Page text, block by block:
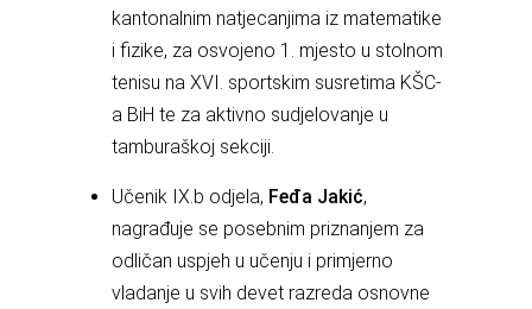
kantonalnim natjecanjima iz matematike
i fizike, za osvojeno 1. mjesto u stolnom
tenisu na XVI. sportskim susretima KŠC-
a BiH te za aktivno sudjelovanje u
tamburaškoj sekciji.
Učenik IX.b odjela, Feđa Jakić,
nagrađuje se posebnim priznanjem za
odličan uspjeh u učenju i primjerno
vladanje u svih devet razreda osnovne